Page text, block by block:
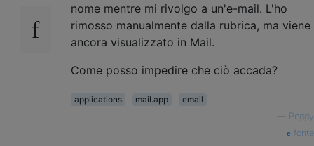
nome mentre mi rivolgo a un'e-mail. L'ho
rimosso manualmente dalla rubrica, ma viene
ancora visualizzato in Mail.
Come posso impedire che ciò accada?
applications mail.app
email
Peggy
fonte